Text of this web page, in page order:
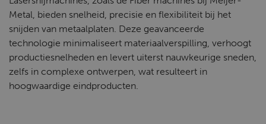
Metal, bieden snelheid, precisie en flexibiliteit bij het
snijden van metaalplaten. Deze geavanceerde
technologie minimaliseert materiaalverspilling, verhoogt
productiesnelheden en levert uiterst nauwkeurige sneden,
zelfs in complexe ontwerpen, wat resulteert in
hoogwaardige eindproducten.